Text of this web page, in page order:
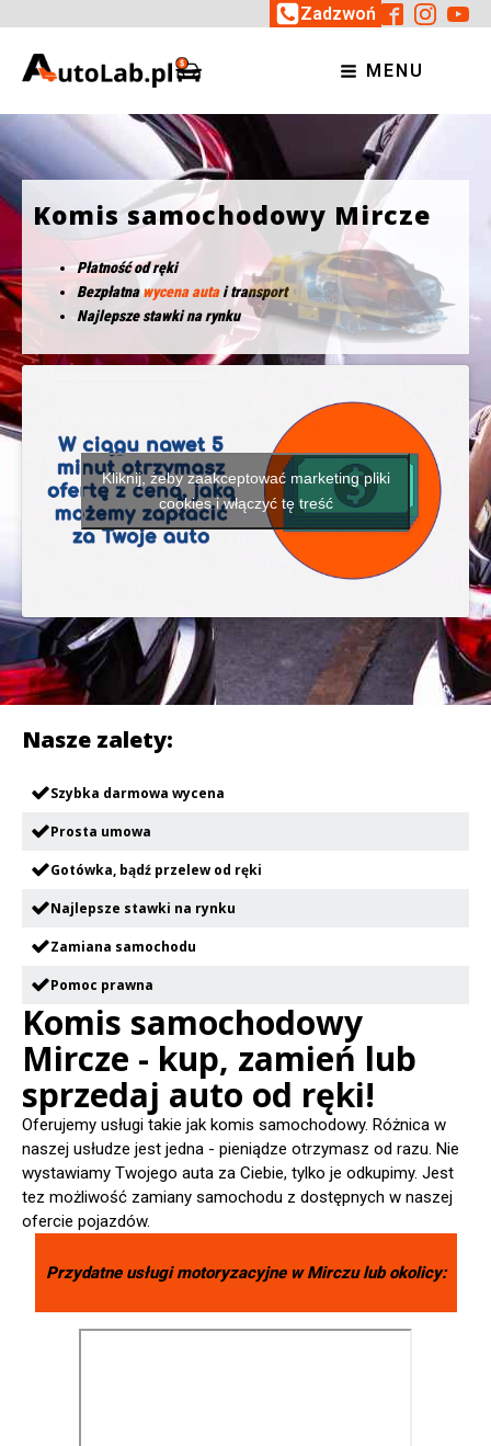
Zadzwoń
MENU
Komis samochodowy Mircze
Płatność od ręki
Bezpłatnawycena autai transport
Najlepsze stawki na rynku
Kliknij, żeby zaakceptować marketing pliki
cookies i włączyć tę treść
Nasze zalety:
Szybka darmowa wycena
Prosta umowa
Gotówka, bądź przelew od ręki
Najlepsze stawki na rynku
Zamiana samochodu
Pomoc prawna
Komis samochodowy
Mircze - kup, zamień lub
sprzedaj auto od ręki!
Oferujemy usługi takie jak komis samochodowy. Różnica w
naszej usłudze jest jedna - pieniądze otrzymasz od razu. Nie
wystawiamy Twojego auta za Ciebie, tylko je odkupimy. Jest
tez możliwość zamiany samochodu z dostępnych w naszej
ofercie pojazdów.
Przydatne usługi motoryzacyjne wMirczulub okolicy: